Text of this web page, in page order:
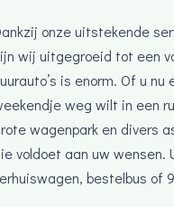
onze uitstekende
wij uitgegroeid tot een
is enorm. Of u
weg wilt in een
wagenpark en divers
voldoet aan uw wensen.
bestelbus of